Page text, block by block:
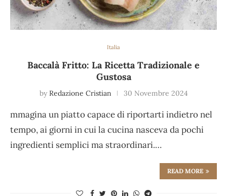
Italia
Baccalà Fritto: La Ricetta Tradizionale e
Gustosa
by Redazione Cristian 30 Novembre 2024
mmagina un piatto capace di riportarti indietro nel
tempo, ai giorni in cui la cucina nasceva da pochi
ingredienti semplici ma straordinari.…
READ MORE